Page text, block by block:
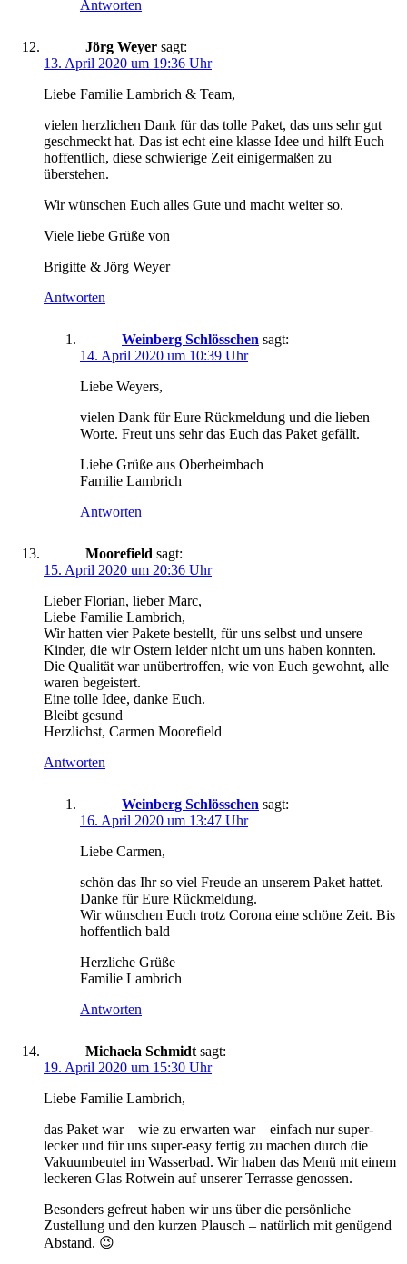
Antworten
Jörg Weyer sagt:
13. April 2020 um 19:36 Uhr
Liebe Familie Lambrich & Team,
vielen herzlichen Dank für das tolle Paket, das uns sehr gut
geschmeckt hat. Das ist echt eine klasse Idee und hilft Euch
hoffentlich, diese schwierige Zeit einigermaßen zu
überstehen.
Wir wünschen Euch alles Gute und macht weiter so.
Viele liebe Grüße von
Brigitte & Jörg Weyer
Antworten
Weinberg Schlösschen sagt:
14. April 2020 um 10:39 Uhr
Liebe Weyers,
vielen Dank für Eure Rückmeldung und die lieben
Worte. Freut uns sehr das Euch das Paket gefällt.
Liebe Grüße aus Oberheimbach
Familie Lambrich
Antworten
Moorefield sagt:
15. April 2020 um 20:36 Uhr
Lieber Florian, lieber Marc,
Liebe Familie Lambrich,
Wir hatten vier Pakete bestellt, für uns selbst und unsere
Kinder, die wir Ostern leider nicht um uns haben konnten.
Die Qualität war unübertroffen, wie von Euch gewohnt, alle
waren begeistert.
Eine tolle Idee, danke Euch.
Bleibt gesund
Herzlichst, Carmen Moorefield
Antworten
Weinberg Schlösschen sagt:
16. April 2020 um 13:47 Uhr
Liebe Carmen,
schön das Ihr so viel Freude an unserem Paket hattet.
Danke für Eure Rückmeldung.
Wir wünschen Euch trotz Corona eine schöne Zeit. Bis
hoffentlich bald
Herzliche Grüße
Familie Lambrich
Antworten
Michaela Schmidt sagt:
19. April 2020 um 15:30 Uhr
Liebe Familie Lambrich,
das Paket war – wie zu erwarten war – einfach nur super-
lecker und für uns super-easy fertig zu machen durch die
Vakuumbeutel im Wasserbad. Wir haben das Menü mit einem
leckeren Glas Rotwein auf unserer Terrasse genossen.
Besonders gefreut haben wir uns über die persönliche
Zustellung und den kurzen Plausch – natürlich mit genügend
Abstand. 😉